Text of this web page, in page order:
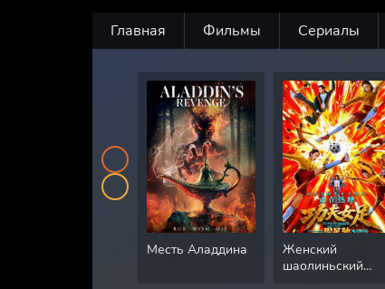
Главная Фильмы Сериалы
Месть Аладдина
Женский
шаолиньский